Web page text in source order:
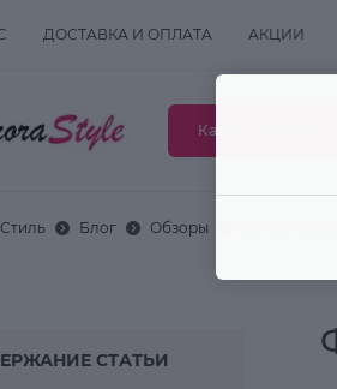
ДОСТАВКА И ОПЛАТА АКЦИИ
Каталог товаров
Блог Обзоры
СТАТЬИ